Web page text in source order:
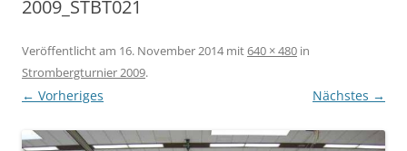
2009_STBT021
Veröffentlicht am 16. November 2014mit640 × 480 in
Strombergturnier 2009.
← Vorheriges Nächstes →